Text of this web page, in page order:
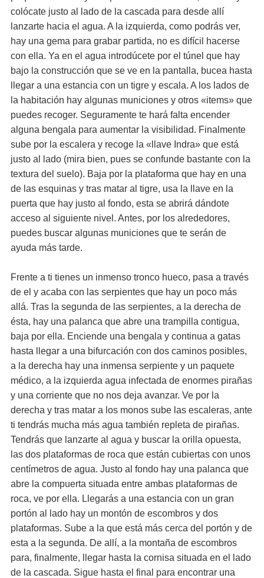
colócate justo al lado de la cascada para desde allí
lanzarte hacia el agua. A la izquierda, como podrás ver,
hay una gema para grabar partida, no es difícil hacerse
con ella. Ya en el agua introdúcete por el túnel que hay
bajo la construcción que se ve en la pantalla, bucea hasta
llegar a una estancia con un tigre y escala. A los lados de
la habitación hay algunas municiones y otros «items» que
puedes recoger. Seguramente te hará falta encender
alguna bengala para aumentar la visibilidad. Finalmente
sube por la escalera y recoge la «llave Indra» que está
justo al lado (mira bien, pues se confunde bastante con la
textura del suelo). Baja por la plataforma que hay en una
de las esquinas y tras matar al tigre, usa la llave en la
puerta que hay justo al fondo, esta se abrirá dándote
acceso al siguiente nivel. Antes, por los alrededores,
puedes buscar algunas municiones que te serán de
ayuda más tarde.
Frente a ti tienes un inmenso tronco hueco, pasa a través
de el y acaba con las serpientes que hay un poco más
allá. Tras la segunda de las serpientes, a la derecha de
ésta, hay una palanca que abre una trampilla contigua,
baja por ella. Enciende una bengala y continua a gatas
hasta llegar a una bifurcación con dos caminos posibles,
a la derecha hay una inmensa serpiente y un paquete
médico, a la izquierda agua infectada de enormes pirañas
y una corriente que no nos deja avanzar. Ve por la
derecha y tras matar a los monos sube las escaleras, ante
ti tendrás mucha más agua también repleta de pirañas.
Tendrás que lanzarte al agua y buscar la orilla opuesta,
las dos plataformas de roca que están cubiertas con unos
centímetros de agua. Justo al fondo hay una palanca que
abre la compuerta situada entre ambas plataformas de
roca, ve por ella. Llegarás a una estancia con un gran
portón al lado hay un montón de escombros y dos
plataformas. Sube a la que está más cerca del portón y de
esta a la segunda. De allí, a la montaña de escombros
para, finalmente, llegar hasta la cornisa situada en el lado
de la cascada. Sigue hasta el final para encontrar una